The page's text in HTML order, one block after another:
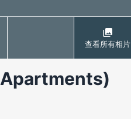
查看所有相片
Apartments)